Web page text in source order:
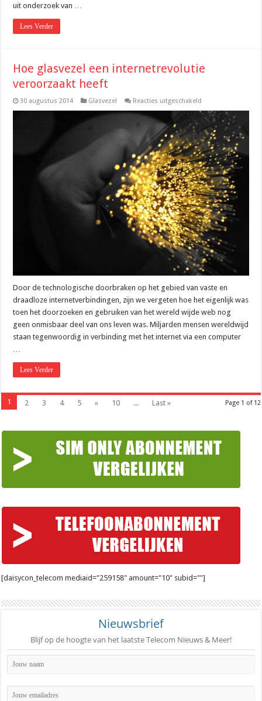
uit onderzoek van …
Lees Verder
Hoe glasvezel een internetrevolutie
veroorzaakt heeft
30 augustus 2014 Glasvezel Reacties uitgeschakeld
glasvezel
een
internetrevolutie
veroorzaakt
heeft
Door de technologische doorbraken op het gebied van vaste en
draadloze internetverbindingen, zijn we vergeten hoe het eigenlijk was
toen het doorzoeken en gebruiken van het wereld wijde web nog
geen onmisbaar deel van ons leven was. Miljarden mensen wereldwijd
staan tegenwoordig in verbinding met het internet via een computer
Lees Verder
Page 1 of 12
1 2 3 4 5 » 10 ... Last »
[daisycon_telecom mediaid="259158" amount="10" subid=""]
Nieuwsbrief
Blijf op de hoogte van het laatste Telecom Nieuws & Meer!